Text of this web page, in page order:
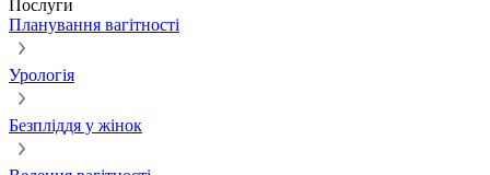
Послуги
Планування вагітності
Урологія
Безпліддя у жінок